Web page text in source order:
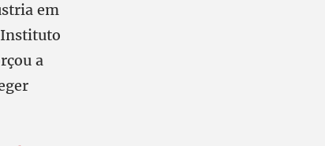
em
Instituto
a